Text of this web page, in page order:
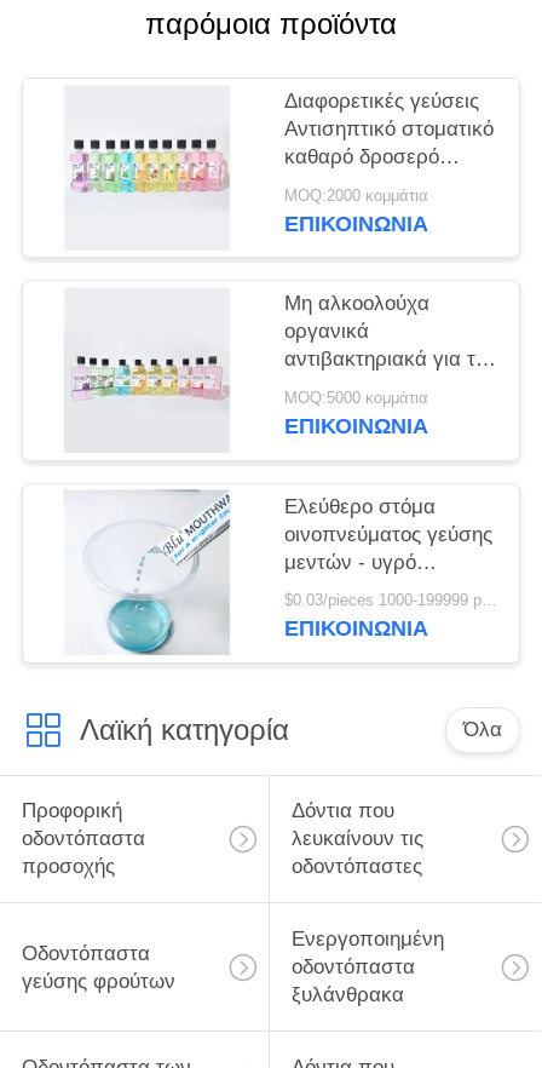
ΙΣΤΌΤΟΠΟΥ
ΜΥΣΤΙΚΌΤΗΤΑΣ
παρόμοια προϊόντα
Διαφορετικές γεύσεις
Αντισηπτικό στοματικό
καθαρό δροσερό
φρέσκο μη
αλκοολούχο στοματικό
MOQ:2000 κομμάτια
ΕΠΙΚΟΙΝΩΝΊΑ
Μη αλκοολούχα
οργανικά
αντιβακτηριακά για την
ορθολογική φροντίδα
Φρούτα 250 ml
MOQ:5000 κομμάτια
ΕΠΙΚΟΙΝΩΝΊΑ
Ελεύθερο στόμα
οινοπνεύματος γεύσης
μεντών - υγρό
πλυσίματος με την
τσάντα 10ml
$0.03/pieces 1000-199999 pieces MOQ:1000 κομμάτια
ΕΠΙΚΟΙΝΩΝΊΑ
Λαϊκή κατηγορία Όλα
Προφορική
οδοντόπαστα
προσοχής
Δόντια που
λευκαίνουν τις
οδοντόπαστες
Οδοντόπαστα
γεύσης φρούτων
Ενεργοποιημένη
οδοντόπαστα
ξυλάνθρακα